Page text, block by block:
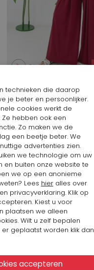
Start video
technieken die daarop
je beter en persoonlijker.
cookies werkt de
hebben ook een
Zo maken we de
een beetje beter. We
advertenties zien.
we technologie om uw
en buiten onze website te
we op een anonieme
Lees hieralles over
privacyverklaring. Klik op
Kiest u voor
plaatsen we alleen
Wilt u zelf bepalen
geplaatst worden klik dan